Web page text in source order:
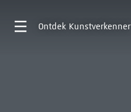
Ontdek Kunstverkenner